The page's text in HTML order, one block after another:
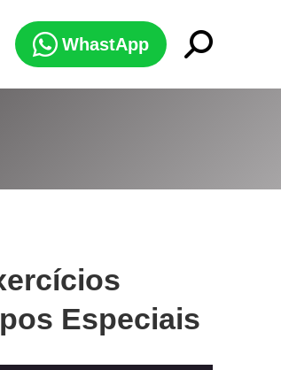
WhastApp Search:
Especiais